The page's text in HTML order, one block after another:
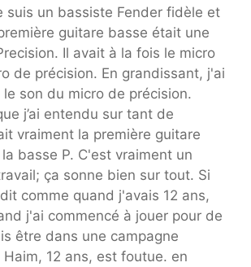
suis un bassiste Fender fidèle et
guitare basse était une
Il avait à la fois le micro
de précision. En grandissant, j'ai
son du micro de précision.
j’ai entendu sur tant de
vraiment la première guitare
basse P. C'est vraiment un
ça sonne bien sur tout. Si
comme quand j'avais 12 ans,
j'ai commencé à jouer pour de
être dans une campagne
12 ans, est foutue. en